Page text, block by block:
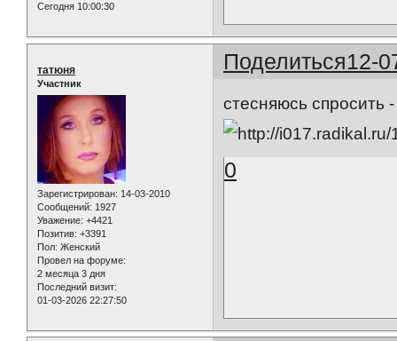
Сегодня 10:00:30
Поделиться12-
татюня
Участник
Зарегистрирован: 14-03-2010
Сообщений: 1927
Уважение: +4421
Позитив: +3391
Пол: Женский
Провел на форуме:
2 месяца 3 дня
Последний визит:
01-03-2026 22:27:50
стесняюсь спросить -
0